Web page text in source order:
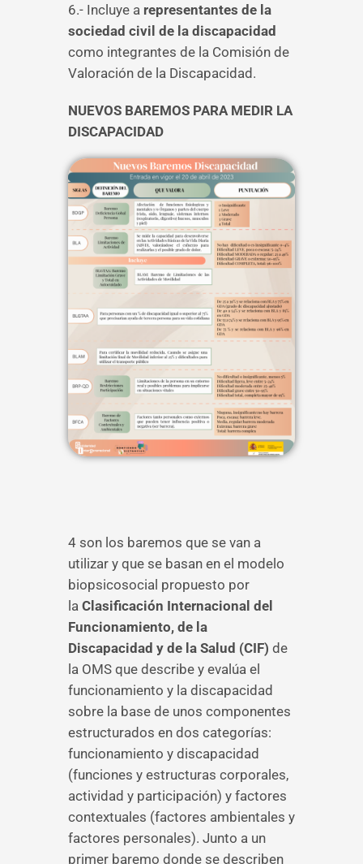
6.- Incluye a representantes de la
sociedad civil de la discapacidad
como integrantes de la Comisión de
Valoración de la Discapacidad.
NUEVOS BAREMOS PARA MEDIR LA
DISCAPACIDAD
4 son los baremos que se van a
utilizar y que se basan en el modelo
biopsicosocial propuesto por
la Clasificación Internacional del
Funcionamiento, de la
Discapacidad y de la Salud (CIF) de
la OMS que describe y evalúa el
funcionamiento y la discapacidad
sobre la base de unos componentes
estructurados en dos categorías:
funcionamiento y discapacidad
(funciones y estructuras corporales,
actividad y participación) y factores
contextuales (factores ambientales y
factores personales). Junto a un
primer baremo donde se describen